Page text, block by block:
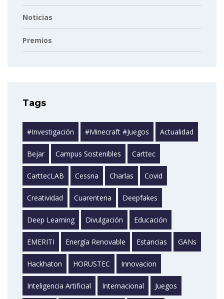
Noticias
Premios
Tags
#investigación #minecraft #juegos Actualidad
Bejar Campus Sostenibles Carttec
CarttecLAB Cessna Charlas Covid
Creatividad Cuarentena Deepfakes
Deep Learning Divulgación Educación
EMERITI Energía Renovable Estancias GANs
Hackhaton HORUSTEC Innovacion
Inteligencia Artificial Internacional Juegos